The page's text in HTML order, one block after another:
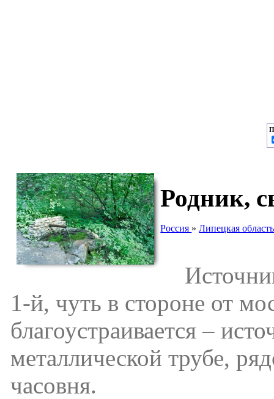
Родник,
Россия »Липецкая область
1-й, чуть в стороне от
благоустраивается –
металлической трубе,
часовня.